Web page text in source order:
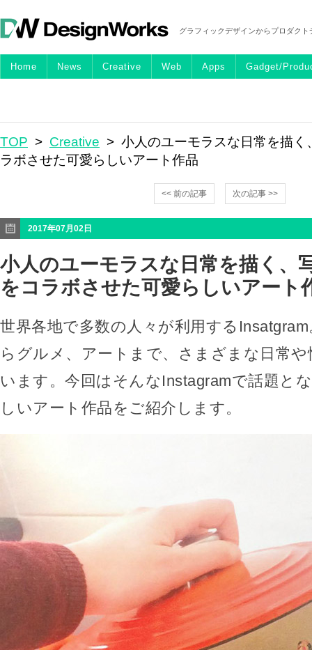
グラフィックデザインからプロダク
Home News Creative Web Apps Gadget/
TOP > Creative > 小人のユーモラスな日常を描く
ラボさせた可愛らしいアート作品
<< 前の記事 次の記事 >>
2017年07月02日
小人のユーモラスな日常を描く、
をコラボさせた可愛らしいアート
世界各地で多数の人々が利用する
らグルメ、アートまで、さまざまな日常
います。今回はそんなInstagramで話題と
しいアート作品をご紹介します。